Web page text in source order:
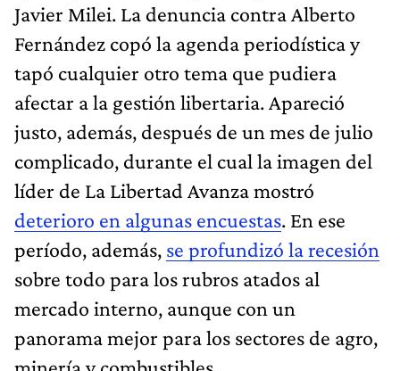
Javier Milei. La denuncia contra Alberto
Fernández copó la agenda periodística y
tapó cualquier otro tema que pudiera
afectar a la gestión libertaria. Apareció
justo, además, después de un mes de julio
complicado, durante el cual la imagen del
líder de La Libertad Avanza mostró
deterioro en algunas encuestas. En ese
período, además, se profundizó la recesión
sobre todo para los rubros atados al
mercado interno, aunque con un
panorama mejor para los sectores de agro,